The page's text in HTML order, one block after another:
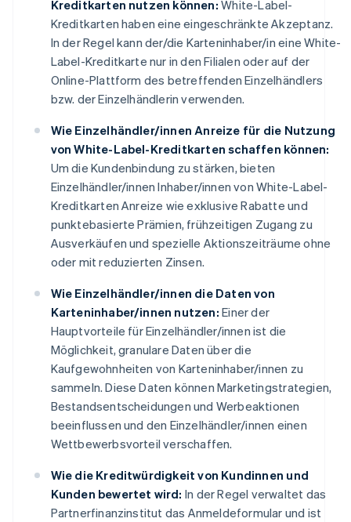
Kreditkarten nutzen können: White-Label-
Kreditkarten haben eine eingeschränkte Akzeptanz.
In der Regel kann der/die Karteninhaber/in eine White-
Label-Kreditkarte nur in den Filialen oder auf der
Online-Plattform des betreffenden Einzelhändlers
bzw. der Einzelhändlerin verwenden.
Wie Einzelhändler/innen Anreize für die Nutzung
von White-Label-Kreditkarten schaffen können:
Um die Kundenbindung zu stärken, bieten
Einzelhändler/innen Inhaber/innen von White-Label-
Kreditkarten Anreize wie exklusive Rabatte und
punktebasierte Prämien, frühzeitigen Zugang zu
Ausverkäufen und spezielle Aktionszeiträume ohne
oder mit reduzierten Zinsen.
Wie Einzelhändler/innen die Daten von
Karteninhaber/innen nutzen: Einer der
Hauptvorteile für Einzelhändler/innen ist die
Möglichkeit, granulare Daten über die
Kaufgewohnheiten von Karteninhaber/innen zu
sammeln. Diese Daten können Marketingstrategien,
Bestandsentscheidungen und Werbeaktionen
beeinflussen und den Einzelhändler/innen einen
Wettbewerbsvorteil verschaffen.
Wie die Kreditwürdigkeit von Kundinnen und
Kunden bewertet wird: In der Regel verwaltet das
Partnerfinanzinstitut das Anmeldeformular und ist